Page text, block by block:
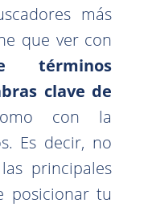
más
que ver con
términos
clave de
con la
Es decir, no
principales
posicionar tu